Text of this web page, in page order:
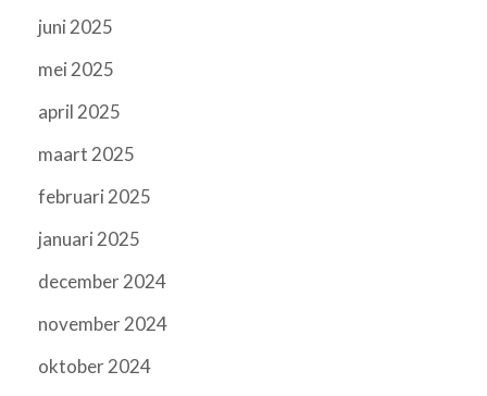
juni 2025
mei 2025
april 2025
maart 2025
februari 2025
januari 2025
december 2024
november 2024
oktober 2024